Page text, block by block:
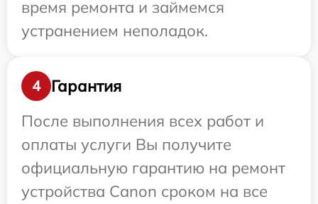
время ремонта и займемся
устранением неполадок.
4
Гарантия
После выполнения всех работ и
оплаты услуги Вы получите
официальную гарантию на ремонт
устройства Canon сроком на все